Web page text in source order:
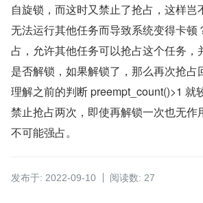
自旋锁，而这时又禁止了抢占，这样岂
无法运行其他任务而导致系统变得卡顿
占，允许其他任务可以抢占这个任务，
是否解锁，如果解锁了，那么再次抢占
理解之前的判断 preempt_count()>1 就
禁止抢占两次，即使再解锁一次也无作
不可能强占。
发布于: 2022-09-10 阅读数: 27